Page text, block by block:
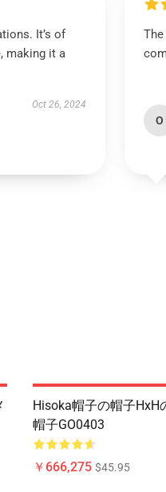
It’s of
making it a
Oct 26, 2024
O
Hisoka帽子の帽子HxH
帽子GO0403
￥666,275 $45.95